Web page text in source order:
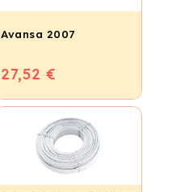
Avansa 2007
27,52 €